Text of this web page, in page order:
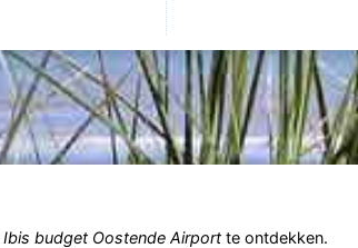
Ibis budget Oostende Airportte ontdekken.